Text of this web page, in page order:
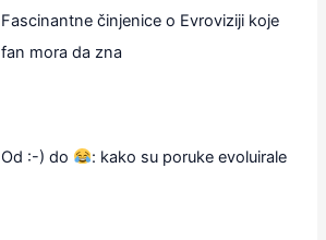
Fascinantne činjenice o Evroviziji koje
fan mora da zna
Od :-) do : kako su poruke evoluirale